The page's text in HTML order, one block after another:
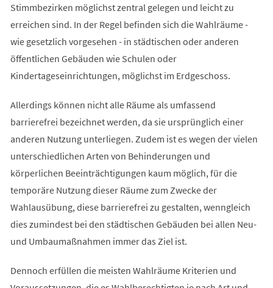
Stimmbezirken möglichst zentral gelegen und leicht zu
erreichen sind. In der Regel befinden sich die Wahlräume -
wie gesetzlich vorgesehen - in städtischen oder anderen
öffentlichen Gebäuden wie Schulen oder
Kindertageseinrichtungen, möglichst im Erdgeschoss.
Allerdings können nicht alle Räume als umfassend
barrierefrei bezeichnet werden, da sie ursprünglich einer
anderen Nutzung unterliegen. Zudem ist es wegen der vielen
unterschiedlichen Arten von Behinderungen und
körperlichen Beeinträchtigungen kaum möglich, für die
temporäre Nutzung dieser Räume zum Zwecke der
Wahlausübung, diese barrierefrei zu gestalten, wenngleich
dies zumindest bei den städtischen Gebäuden bei allen Neu-
und Umbaumaßnahmen immer das Ziel ist.
Dennoch erfüllen die meisten Wahlräume Kriterien und